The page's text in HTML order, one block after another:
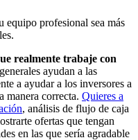
equipo profesional sea más
realmente trabaje con
ayudan a las
a ayudar a los inversores a
manera correcta. Quieres a
, análisis de flujo de caja
ofertas que tengan
en las que sería agradable